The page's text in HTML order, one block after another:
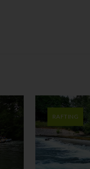
RAFTING